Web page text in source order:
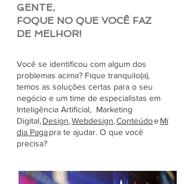
GENTE,
FOQUE NO QUE VOCÊ FAZ
DE MELHOR!
Você se identificou com algum dos
problemas acima? Fique tranquilo(a),
temos as soluções certas para o seu
negócio e um time de especialistas em
Inteligência Artificial, Marketing
Digital, Design,Webdesign,ConteúdoeMí
dia Pagapra te ajudar. O que você
precisa?